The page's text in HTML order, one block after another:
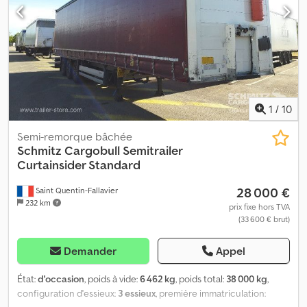
2ème essieu: , 3ème essieu: , Suspension pneumatique, Dispositif
anti- encastrement, Essieu relevable avant et arrière, Système de
freinage électronique EBS, Fiche de raccordement 1x15 et 2x7
broches, Anti-spray, Vous trouverez un aperçu de tous nos
véhicules disponibles sur notre site web . Besoin d’un
financement ? Nous proposons des financements individualisés,
ainsi que du full-service ou un service télématique.Nous serons
heureux de vous conseiller personnellement. Credezriipjpfx
Ahqsf
1 / 10
Saint Quentin-Fallavier
232 km
Semi-remorque bâchée
Schmitz Cargobull Semitrailer
Curtainsider Standard
28 000 €
prix fixe hors TVA
(33 600 € brut)
Demander Appel
État:d'occasion, poids à vide:6 462 kg, poids total: 38 000 kg,
configuration d'essieux: 3 essieux, première immatriculation: